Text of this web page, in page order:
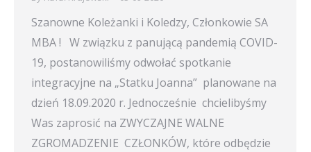
Szanowne Koleżanki i Koledzy, Członkowie SA
MBA ! W związku z panującą pandemią COVID-
19, postanowiliśmy odwołać spotkanie
integracyjne na „Statku Joanna” planowane na
dzień 18.09.2020 r. Jednocześnie chcielibyśmy
Was zaprosić na ZWYCZAJNE WALNE
ZGROMADZENIE CZŁONKÓW, które odbędzie